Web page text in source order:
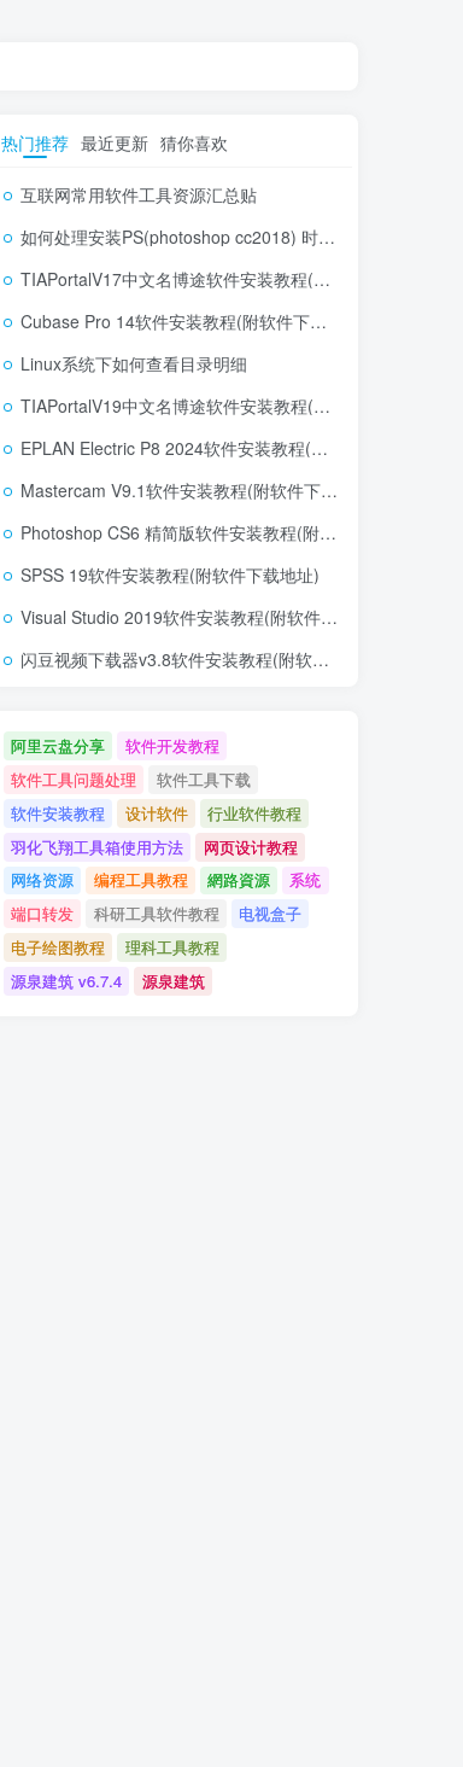
热门推荐 最近更新 猜你喜欢
互联网常用软件工具资源汇总贴
如何处理安装PS(photoshop cc2018) 时，提示系统或者IE浏览器需要升级
TIAPortalV17中文名博途软件安装教程(附软件下载地址)
Cubase Pro 14软件安装教程(附软件下载地址)
Linux系统下如何查看目录明细
TIAPortalV19中文名博途软件安装教程(附软件下载地址)
EPLAN Electric P8 2024软件安装教程(附软件下载地址)
Mastercam V9.1软件安装教程(附软件下载地址)
Photoshop CS6 精简版软件安装教程(附软件下载地址)
SPSS 19软件安装教程(附软件下载地址)
Visual Studio 2019软件安装教程(附软件下载地址)
闪豆视频下载器v3.8软件安装教程(附软件下载地址)
阿里云盘分享
软件开发教程
软件工具问题处理
软件工具下载
软件安装教程
设计软件
行业软件教程
羽化飞翔工具箱使用方法
网页设计教程
网络资源
编程工具教程 網路資源
系统
端口转发
科研工具软件教程
电视盒子
电子绘图教程
理科工具教程
源泉建筑 v6.7.4
源泉建筑